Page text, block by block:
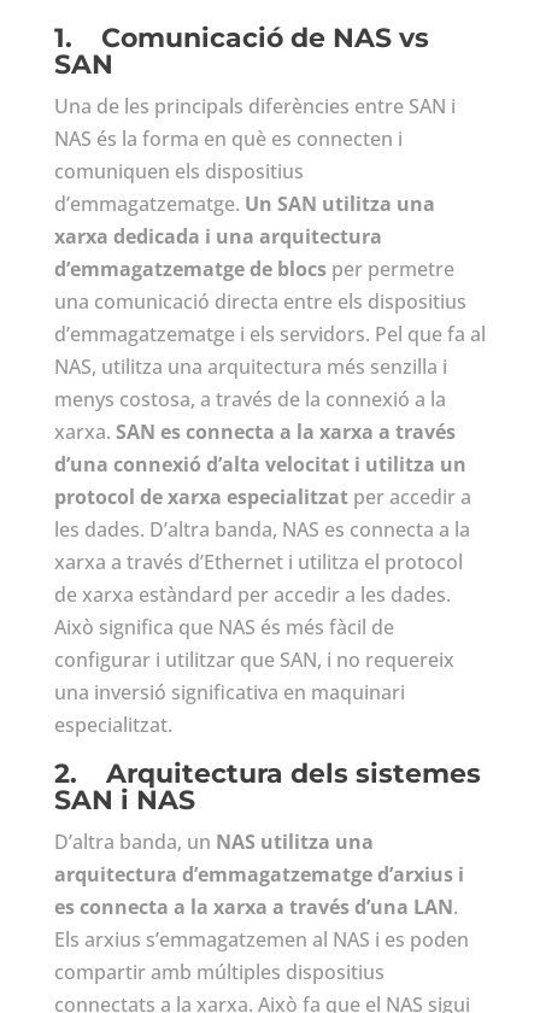
1. Comunicació de NAS vs
SAN
Una de les principals diferències entre SAN i
NAS és la forma en què es connecten i
comuniquen els dispositius
d’emmagatzematge. Un SAN utilitza una
xarxa dedicada i una arquitectura
d’emmagatzematge de blocsper permetre
una comunicació directa entre els dispositius
d’emmagatzematge i els servidors. Pel que fa al
NAS, utilitza una arquitectura més senzilla i
menys costosa, a través de la connexió a la
xarxa. SAN es connecta a la xarxa a través
d’una connexió d’alta velocitat i utilitza un
protocol de xarxa especialitzatper accedir a
les dades. D’altra banda, NAS es connecta a la
xarxa a través d’Ethernet i utilitza el protocol
de xarxa estàndard per accedir a les dades.
Això significa que NAS és més fàcil de
configurar i utilitzar que SAN, i no requereix
una inversió significativa en maquinari
especialitzat.
2. Arquitectura dels sistemes
SAN i NAS
D’altra banda, un NAS utilitza una
arquitectura d’emmagatzematge d’arxius i
es connecta a la xarxa a través d’una LAN.
Els arxius s’emmagatzemen al NAS i es poden
compartir amb múltiples dispositius
connectats a la xarxa. Això fa que el NAS sigui